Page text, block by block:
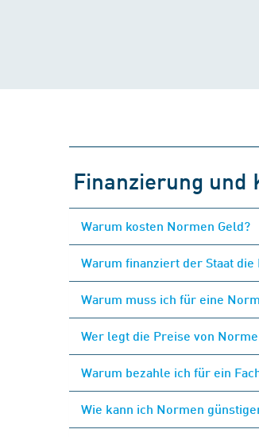
Finanzierung und
Warum kosten Normen Geld?
Warum finanziert der Staat
Warum muss ich für eine
Wer legt die Preise von
Warum bezahle ich für ein
Wie kann ich Normen